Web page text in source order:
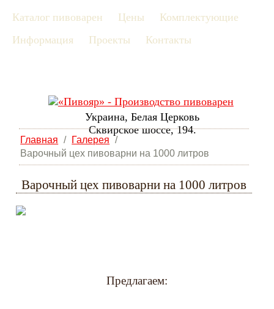
Каталог пивоварен Цены
Комплектующие
Информация
Проекты Контакты
Украина, Белая Церковь
Сквирское шоссе, 194.
Главная / Галерея
/
Варочный цех пивоварни на 1000 литров
Варочный цех пивоварни на 1000 литров
Предлагаем: